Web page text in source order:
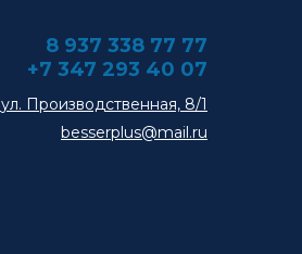
8 937 338 77 77
+7 347 293 40 07
ул. Производственная, 8/1
besserplus@mail.ru